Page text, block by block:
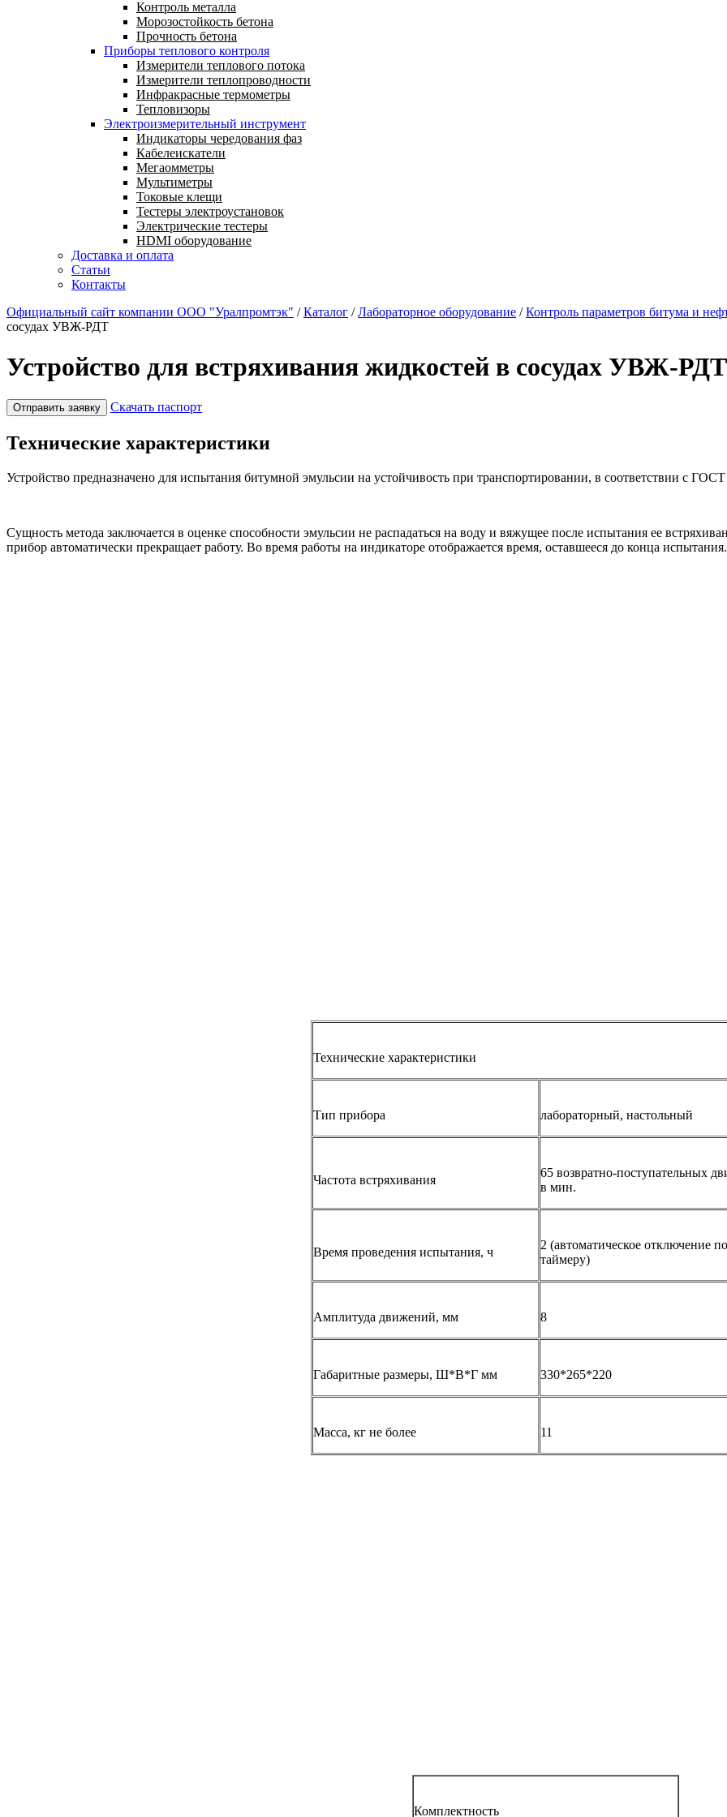
Контроль металла
Морозостойкость бетона
Прочность бетона
Приборы теплового контроля
Измерители теплового потока
Измерители теплопроводности
Инфракрасные термометры
Тепловизоры
Электроизмерительный инструмент
Индикаторы чередования фаз
Кабелеискатели
Мегаомметры
Мультиметры
Токовые клещи
Тестеры электроустановок
Электрические тестеры
HDMI оборудование
Доставка и оплата
Статьи
Контакты
Официальный сайт компании ООО "Уралпромтэк" /Каталог /Лабораторное оборудование /Контроль параметров битума и
сосудах УВЖ-РДТ
Устройство для встряхивания жидкостей в сосудах УВЖ-РДТ
Отправить заявку Скачать паспорт
Технические характеристики
Устройство предназначено для испытания битумной эмульсии на устойчивость при транспортировании, в соответствии с
Сущность метода заключается в оценке способности эмульсии не распадаться на воду и вяжущее после испытания ее
прибор автоматически прекращает работу. Во время работы на индикаторе отображается время, оставшееся до конца испытания.
Технические характеристики
Тип прибора лабораторный, настольный
Частота встряхивания
65 возвратно-поступательных
в мин.
Время проведения испытания, ч
2 (автоматическое отключение по
таймеру)
Амплитуда движений, мм 8
Габаритные размеры, Ш*В*Г мм 330*265*220
Масса, кг не более 11
Комплектность